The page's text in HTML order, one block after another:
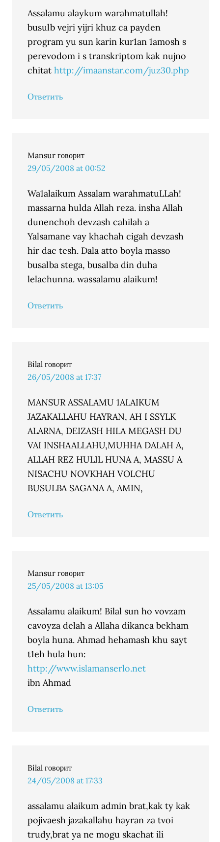
Assalamu alaykum warahmatullah!
busulb vejri yijri khuz ca payden
program yu sun karin kur1an 1amosh s
perevodom i s transkriptom kak nujno
chitathttp://imaanstar.com/juz30.php
Ответить
Mansur говорит
29/05/2008 at 00:52
Wa1alaikum Assalam warahmatuLLah!
massarna hulda Allah reza. insha Allah
dunenchoh devzash cahilah a
Yalsamane vay khachah cigah devzash
hir dac tesh. Dala atto boyla masso
busalba stega, busalba din duha
lelachunna. wassalamu alaikum!
Ответить
Bilal говорит
26/05/2008 at 17:37
MANSUR ASSALAMU 1ALAIKUM
JAZAKALLAHU HAYRAN, AH I SSYLK
ALARNA, DEIZASH HILA MEGASH DU
VAI INSHAALLAHU,MUHHA DALAH A,
ALLAH REZ HULIL HUNA A, MASSU A
NISACHU NOVKHAH VOLCHU
BUSULBA SAGANA A, AMIN,
Ответить
Mansur говорит
25/05/2008 at 13:05
Assalamu alaikum! Bilal sun ho vovzam
cavoyza delah a Allaha dikanca bekham
boyla huna. Ahmad hehamash khu sayt
t1eh hula hun:
http://www.islamanserlo.net
ibn Ahmad
Ответить
Bilal говорит
24/05/2008 at 17:33
assalamu alaikum admin brat,kak ty kak
pojivaesh jazakallahu hayran za tvoi
trudy,brat ya ne mogu skachat ili